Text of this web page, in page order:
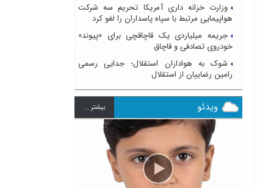
وزارت خزانه داری آمریکا تحریم سه شرکت
هواپیمایی مرتبط با سپاه پاسداران را لغو کرد
جریمه میلیاردی یک قاچاقچی برای «پیوند»
خودروی تصادفی و قاچاق
شوک به هواداران استقلال؛ جدایی رسمی
رامین رضاییان از استقلال
ویدئو بيشتر ...